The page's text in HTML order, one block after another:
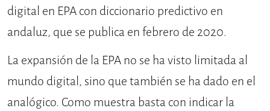
digital en EPA con dic­cionario predictivo en
andaluz, que se publica en febrero de 2020.
La expansión de la EPA no se ha visto limitada al
mundo digital, sino que también se ha dado en el
analógi­co. Como muestra basta con indicar la